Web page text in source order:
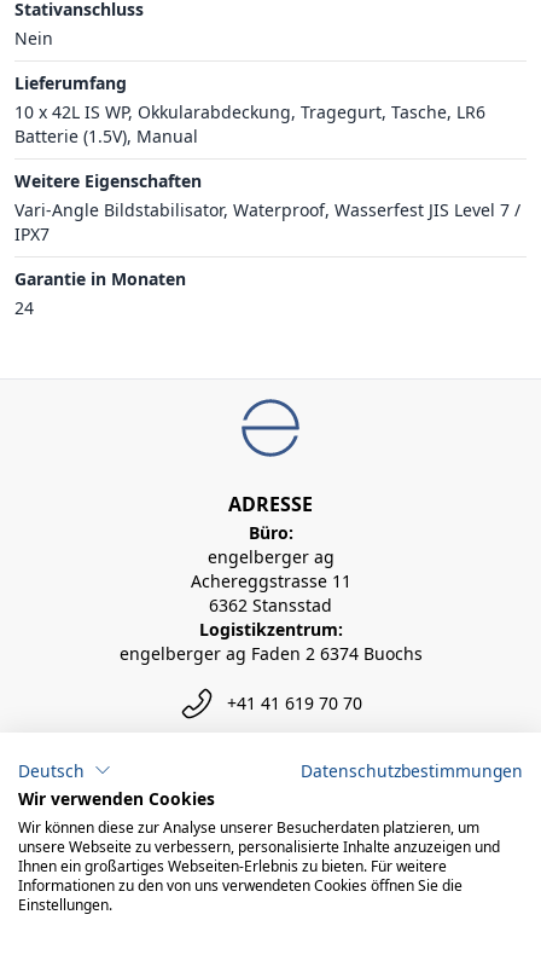
Stativanschluss
Nein
Lieferumfang
10 x 42L IS WP, Okkularabdeckung, Tragegurt, Tasche, LR6
Batterie (1.5V), Manual
Weitere Eigenschaften
Vari-Angle Bildstabilisator, Waterproof, Wasserfest JIS Level 7 /
IPX7
Garantie in Monaten
24
ADRESSE
Büro:
engelberger ag
Achereggstrasse 11
6362 Stansstad
Logistikzentrum:
engelberger ag Faden 2 6374 Buochs
+41 41 619 70 70
info@engelberger.ch
Deutsch
Datenschutzbestimmungen
Wir verwenden Cookies
Wir können diese zur Analyse unserer Besucherdaten platzieren, um
unsere Webseite zu verbessern, personalisierte Inhalte anzuzeigen und
Ihnen ein großartiges Webseiten-Erlebnis zu bieten. Für weitere
Informationen zu den von uns verwendeten Cookies öffnen Sie die
Einstellungen.